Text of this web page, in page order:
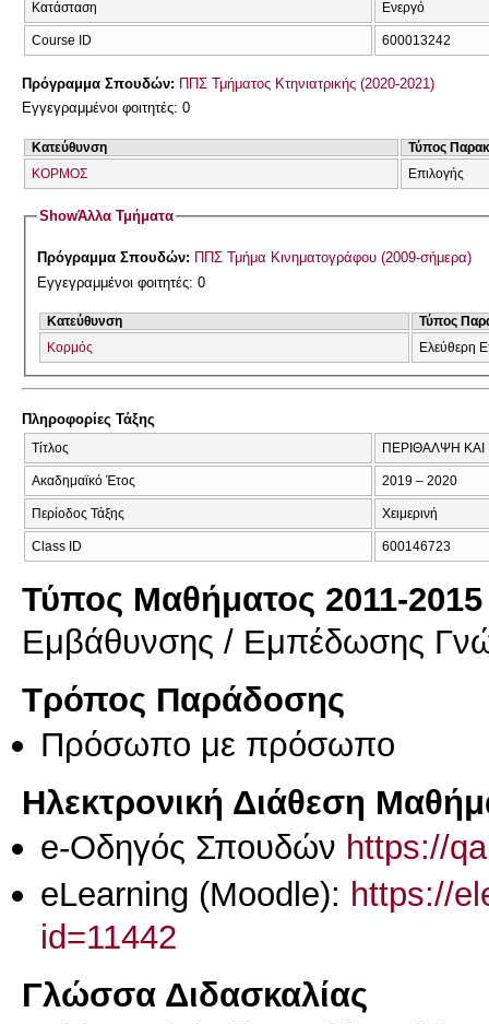
Κατάσταση Ενεργό
Course ID 600013242
Πρόγραμμα Σπουδών: ΠΠΣ Τμήματος Κτηνιατρικής (2020-2021)
Εγγεγραμμένοι φοιτητές: 0
Κατεύθυνση
Τύπος
ΚΟΡΜΟΣ
Επιλογής
ShowΆλλα Τμήματα
Πρόγραμμα Σπουδών: ΠΠΣ Τμήμα Κινηματογράφου (2009-σήμερα)
Εγγεγραμμένοι φοιτητές: 0
Κατεύθυνση
Τύπος
Κορμός
Ελεύθερη
Πληροφορίες Τάξης
Τίτλος ΠΕΡΙΘΑΛΨΗ
Ακαδημαϊκό Έτος 2019 – 2020
Περίοδος Τάξης Χειμερινή
Class ID 600146723
Τύπος Μαθήματος 2011-2015
Εμβάθυνσης / Εμπέδωσης
Τρόπος Παράδοσης
Πρόσωπο με πρόσωπο
Ηλεκτρονική Διάθεση
e-Οδηγός Σπουδών https://
eLearning (Moodle): https://
id=11442
Γλώσσα Διδασκαλίας